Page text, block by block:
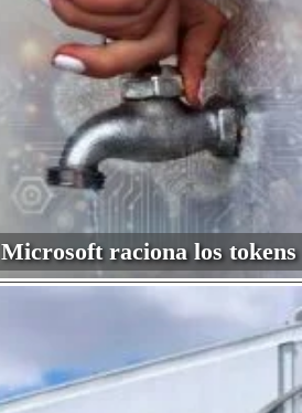
Microsoft raciona los tokens